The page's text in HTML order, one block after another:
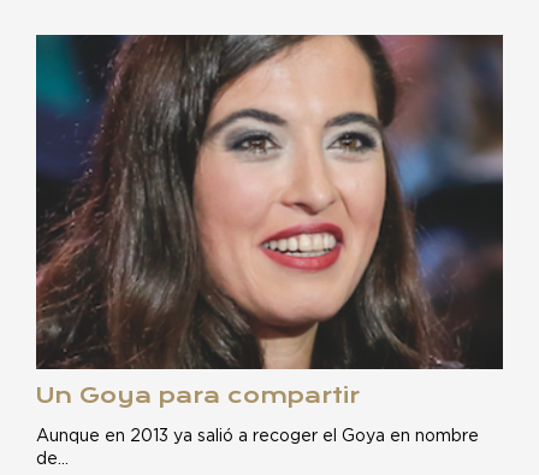
Un Goya para compartir
Aunque en 2013 ya salió a recoger el Goya en nombre
de…